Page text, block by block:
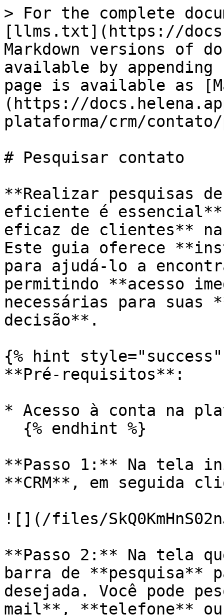
> For the complete
[llms.txt](https://
Markdown versions of
available by
page is available as
(https://
plataforma/crm/
# Pesquisar contato
**Realizar pesquisas
eficiente é
eficaz de clientes** na
Este guia oferece
para ajudá-lo a
permitindo **acesso
necessárias para suas
decisão**.
{% hint style="success"
**Pré-requisitos**:
* Acesso à conta na
**Passo 1:** Na tela
**CRM**, em seguida
![](/files/
**Passo 2:** Na tela
barra de **pesquisa**
desejada. Você pode
mail**, **telefone** ou